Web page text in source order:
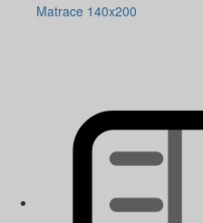
Matrace 140x200